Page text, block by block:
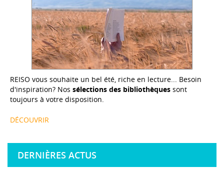
REISO vous souhaite un bel été, riche en lecture... Besoin
d'inspiration? Nos sélections des bibliothèques sont
toujours à votre disposition.
DÉCOUVRIR
DERNIÈRES ACTUS